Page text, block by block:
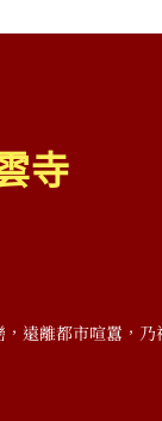
寺
遠離都市喧囂，